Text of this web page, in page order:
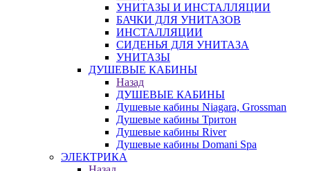
УНИТАЗЫ И ИНСТАЛЛЯЦИИ
БАЧКИ ДЛЯ УНИТАЗОВ
ИНСТАЛЛЯЦИИ
СИДЕНЬЯ ДЛЯ УНИТАЗА
УНИТАЗЫ
ДУШЕВЫЕ КАБИНЫ
Назад
ДУШЕВЫЕ КАБИНЫ
Душевые кабины Niagara, Grossman
Душевые кабины Тритон
Душевые кабины River
Душевые кабины Domani Spa
ЭЛЕКТРИКА